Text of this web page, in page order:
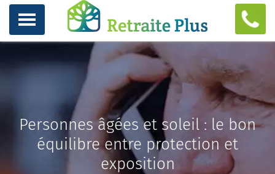
Personnes âgées et soleil : le bon
équilibre entre protection et
exposition